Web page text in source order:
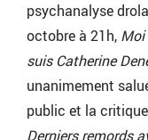
psychanalyse
octobre à 21h, Moi
suis Catherine
unanimement
public et la
Derniers remords